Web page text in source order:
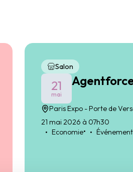
Salon
21
mai
Paris Expo - Porte de
21 mai 2026 à 07h30
Economie•